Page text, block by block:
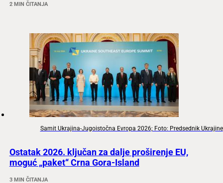
2 MIN ČITANJA
Samit Ukrajina-Jugoistočna Evropa 2026; Foto: Predsednik Ukrajine
Ostatak 2026. ključan za dalje proširenje EU,
moguć „paket“ Crna Gora-Island
3 MIN ČITANJA